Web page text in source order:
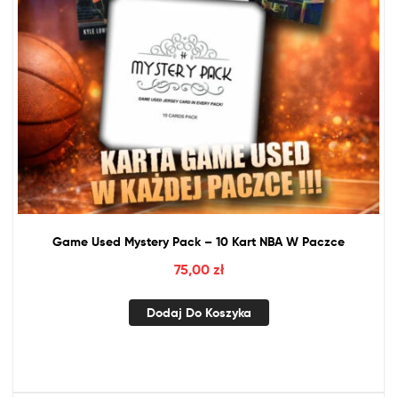
Game Used Mystery Pack – 10 Kart NBAW Paczce
75,00 zł
Dodaj Do Koszyka